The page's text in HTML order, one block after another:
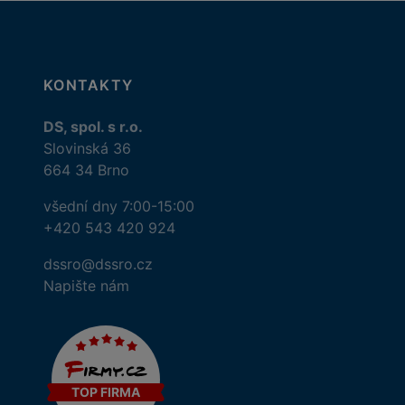
KONTAKTY
DS, spol. s r.o.
Slovinská 36
664 34 Brno
všední dny 7:00-15:00
+420 543 420 924
dssro@dssro.cz
Napište nám